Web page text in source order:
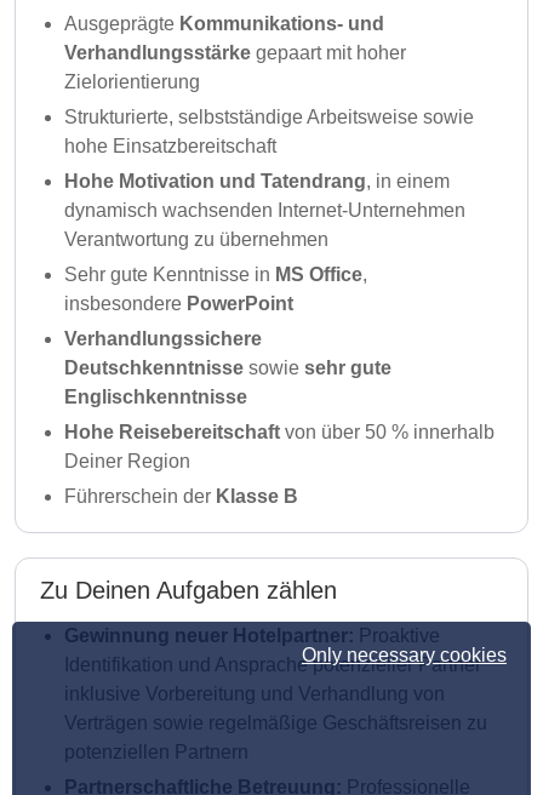
Only necessary cookies
Ausgeprägte Kommunikations- und
Verhandlungsstärke gepaart mit hoher
Zielorientierung
Strukturierte, selbstständige Arbeitsweise sowie
hohe Einsatzbereitschaft
Hohe Motivation und Tatendrang, in einem
dynamisch wachsenden Internet-Unternehmen
Verantwortung zu übernehmen
Sehr gute Kenntnisse in MS Office,
insbesondere PowerPoint
Verhandlungssichere
Deutschkenntnisse sowie sehr gute
Englischkenntnisse
Hohe Reisebereitschaft von über 50 % innerhalb
Deiner Region
Führerschein der Klasse B
Zu Deinen Aufgaben zählen
Gewinnung neuer Hotelpartner: Proaktive
Identifikation und Ansprache potenzieller Partner
inklusive Vorbereitung und Verhandlung von
Verträgen sowie regelmäßige Geschäftsreisen zu
potenziellen Partnern
Partnerschaftliche Betreuung: Professionelle